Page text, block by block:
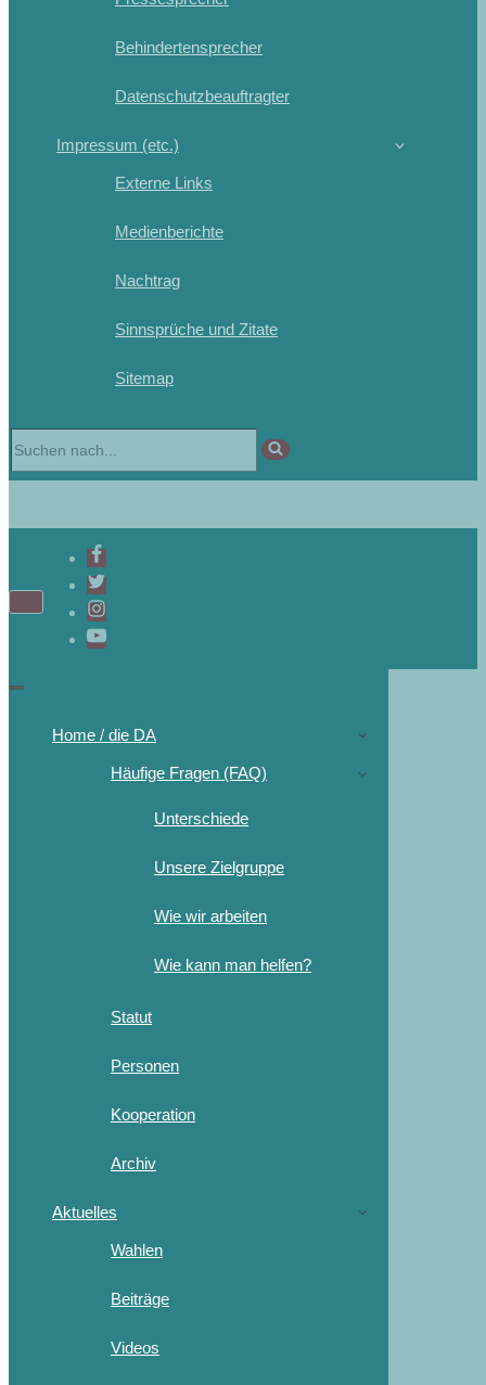
Behindertensprecher
Datenschutzbeauftragter
Impressum (etc.)
Externe Links
Medienberichte
Nachtrag
Sinnsprüche und Zitate
Sitemap
Navigations-
Navigations-
Home / die DA
Häufige Fragen (FAQ)
Unterschiede
Unsere Zielgruppe
Wie wir arbeiten
Wie kann man helfen?
Statut
Personen
Kooperation
Archiv
Aktuelles
Wahlen
Beiträge
Videos